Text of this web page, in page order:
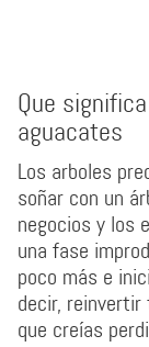
Que
aguacates
Los arboles
soñar con un
negocios y los
una fase
poco más e
decir,
que creías